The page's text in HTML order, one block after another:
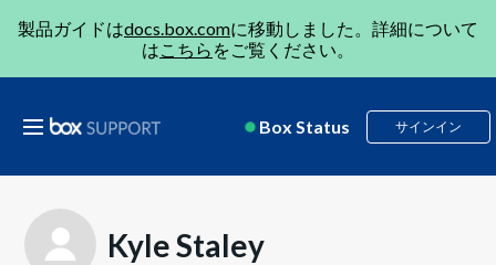
製品ガイドはdocs.box.comに移動しました。詳細について
はこちら をご覧ください。
Box Status サインイン
Kyle Staley